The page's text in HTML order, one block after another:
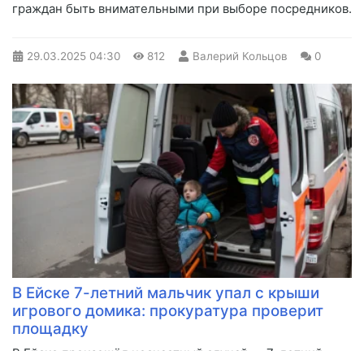
граждан быть внимательными при выборе посредников.
29.03.2025 04:30 812 Валерий Кольцов 0
В Ейске 7-летний мальчик упал с крыши
игрового домика: прокуратура проверит
площадку